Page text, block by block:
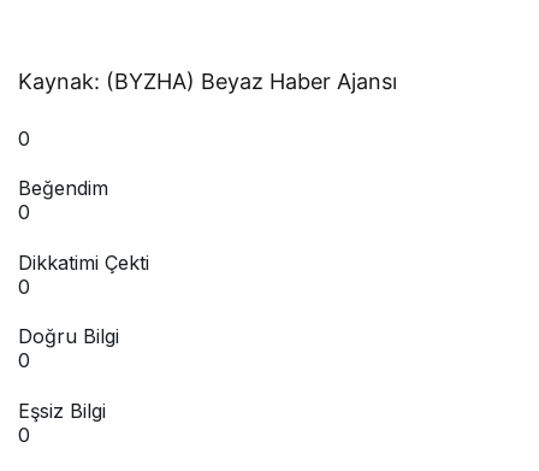
Kaynak: (BYZHA) Beyaz Haber Ajansı
0
Beğendim
0
Dikkatimi Çekti
0
Doğru Bilgi
0
Eşsiz Bilgi
0